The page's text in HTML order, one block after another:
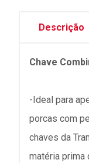
Descrição
Chave
-Ideal para
porcas com
chaves da
matéria prima